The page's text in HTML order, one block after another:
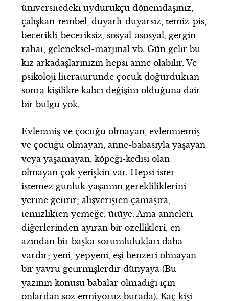
üniversitedeki uydurukçu dönemdaşınız,
çalışkan-tembel, duyarlı-duyarsız, temiz-pis,
becerikli-beceriksiz, sosyal-asosyal, gergin-
rahat, geleneksel-marjinal vb. Gün gelir bu
kız arkadaşlarınızın hepsi anne olabilir. Ve
psikoloji literatüründe çocuk doğurduktan
sonra kişilikte kalıcı değişim olduğuna dair
bir bulgu yok.
Evlenmiş ve çocuğu olmayan, evlenmemiş
ve çocuğu olmayan, anne-babasıyla yaşayan
veya yaşamayan, köpeği-kedisi olan
olmayan çok yetişkin var. Hepsi ister
istemez günlük yaşamın gerekliliklerini
yerine getirir; alışverişten çamaşıra,
temizlikten yemeğe, ütüye. Ama anneleri
diğerlerinden ayıran bir özellikleri, en
azından bir başka sorumlulukları daha
vardır; yeni, yepyeni, eşi benzeri olmayan
bir yavru getirmişlerdir dünyaya (Bu
yazının konusu babalar olmadığı için
onlardan söz etmiyoruz burada). Kaç kişi